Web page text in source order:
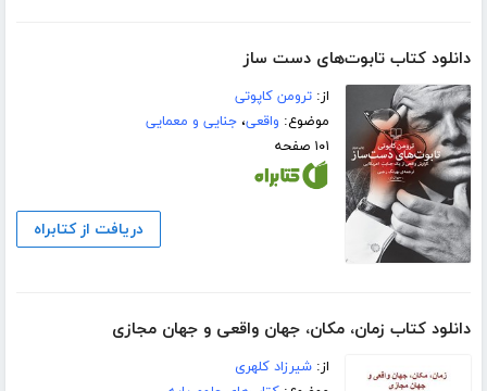
دانلود کتاب تابوت‌های دست ساز
از:ترومن کاپوتی
موضوع: واقعی،جنایی و معمایی
۱۰۱ صفحه
دریافت از کتابراه
دانلود کتاب زمان، مکان، جهان واقعی و جهان مجازی
از:شیرزاد کلهری